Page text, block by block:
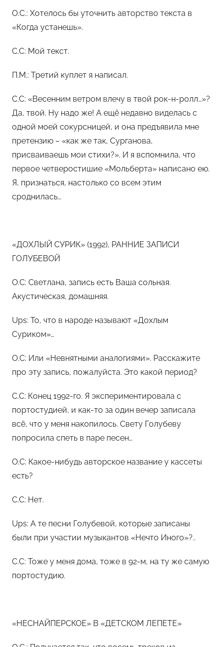
O.С.: Хотелось бы уточнить авторство текста в
«Когда устанешь».
С.С: Мой текст.
П.М.: Третий куплет я написал.
С.С: «Весенним ветром влечу в твой рок-н-ролл…»?
Да, твой. Ну надо же! А ещё недавно виделась с
одной моей сокурсницей, и она предъявила мне
претензию – «как же так, Сурганова,
присваиваешь мои стихи?». И я вспомнила, что
первое четверостишие «Мольберта» написано ею.
Я, признаться, настолько со всем этим
сроднилась…
«ДОХЛЫЙ СУРИК» (1992), РАННИЕ ЗАПИСИ
ГОЛУБЕВОЙ
О.С: Светлана, запись есть Ваша сольная.
Акустическая, домашняя.
Ups: То, что в народе называют «Дохлым
Суриком»…
О.С: Или «Невнятными аналогиями». Расскажите
про эту запись, пожалуйста. Это какой период?
С.С: Конец 1992-го. Я экспериментировала с
портостудией, и как-то за один вечер записала
всё, что у меня накопилось. Свету Голубеву
попросила спеть в паре песен…
О.С: Какое-нибудь авторское название у кассеты
есть?
С.С: Нет.
Ups: А те песни Голубевой, которые записаны
были при участии музыкантов «Нечто Иного»?..
С.С: Тоже у меня дома, тоже в 92-м, на ту же самую
портостудию.
«НЕСНАЙПЕРСКОЕ» В «ДЕТСКОМ ЛЕПЕТЕ»